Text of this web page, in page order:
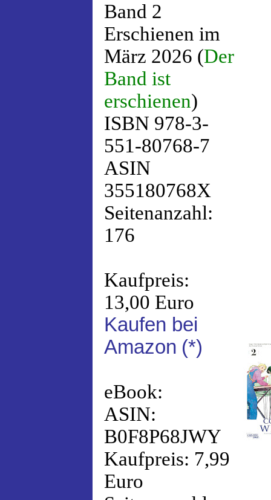
Band 2
Erschienen im
März 2026 (Der
Band ist
erschienen)
ISBN 978-3-
551-80768-7
ASIN
355180768X
Seitenanzahl:
176
Kaufpreis:
13,00 Euro
Kaufen bei
Amazon (*)
eBook:
ASIN:
B0F8P68JWY
Kaufpreis: 7,99
Euro